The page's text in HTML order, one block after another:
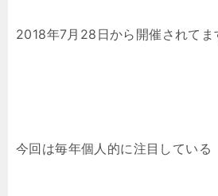
2018年7月28日から開催されてま
今回は毎年個人的に注目している